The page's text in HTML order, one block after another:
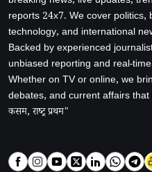
reports 24x7. We cover politics,
technology, and international
Backed by experienced
unbiased reporting and real-
Whether on TV or online, we
debates, and current affairs that
कसम, राष्ट्र प्रथम"